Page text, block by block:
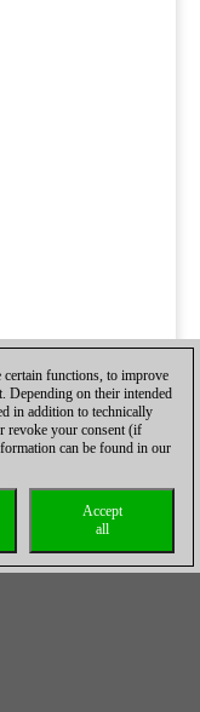
certain functions, to improve
Depending on their intended
in addition to technically
revoke your consent (if
can be found in our
Accept
all